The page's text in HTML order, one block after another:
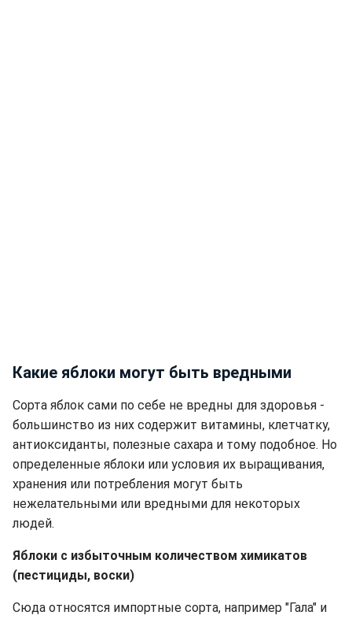
Какие яблоки могут быть вредными
Сорта яблок сами по себе не вредны для здоровья -
большинство из них содержит витамины, клетчатку,
антиоксиданты, полезные сахара и тому подобное. Но
определенные яблоки или условия их выращивания,
хранения или потребления могут быть
нежелательными или вредными для некоторых
людей.
Яблоки с избыточным количеством химикатов
(пестициды, воски)
Сюда относятся импортные сорта, например "Гала" и